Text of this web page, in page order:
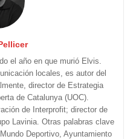
el año en que murió Elvis.
locales, es autor del
director de Estrategia
de Catalunya (UOC).
de Interprofit; director de
Lavinia. Otras palabras clave
Deportivo, Ayuntamiento